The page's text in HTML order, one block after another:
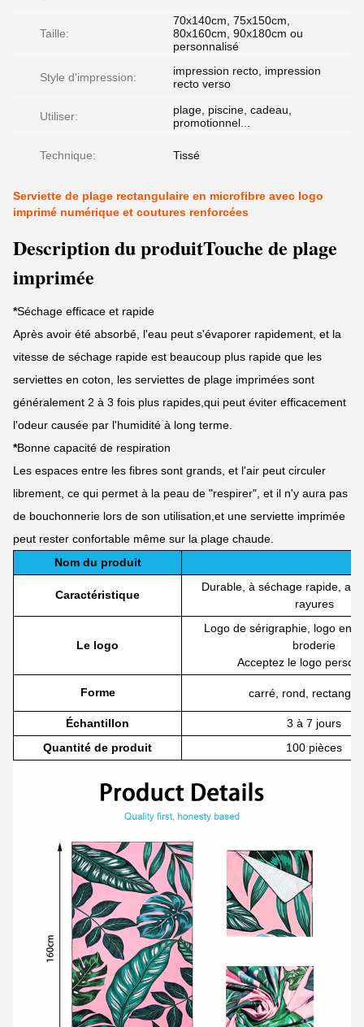
Taille:
70x140cm, 75x150cm,
80x160cm, 90x180cm ou
personnalisé
Style d'impression:
impression recto, impression
recto verso
Utiliser:
plage, piscine, cadeau,
promotionnel...
Technique: Tissé
Serviette de plage rectangulaire en microfibre avec logo
imprimé numérique et coutures renforcées
Description du produitTouche de plage
imprimée
*Séchage efficace et rapide
Après avoir été absorbé, l'eau peut s'évaporer rapidement, et la
vitesse de séchage rapide est beaucoup plus rapide que les
serviettes en coton, les serviettes de plage imprimées sont
généralement 2 à 3 fois plus rapides,qui peut éviter efficacement
l'odeur causée par l'humidité à long terme.
*Bonne capacité de respiration
Les espaces entre les fibres sont grands, et l'air peut circuler
librement, ce qui permet à la peau de "respirer", et il n'y aura pas
de bouchonnerie lors de son utilisation,et une serviette imprimée
peut rester confortable même sur la plage chaude.
Nom du produit
Caractéristique
Durable, à séchage rapide,
rayures
Le logo
Logo de sérigraphie, logo en
broderie
Acceptez le logo
Forme carré, rond,
Échantillon
3 à 7 jours
Quantité de produit
100 pièces